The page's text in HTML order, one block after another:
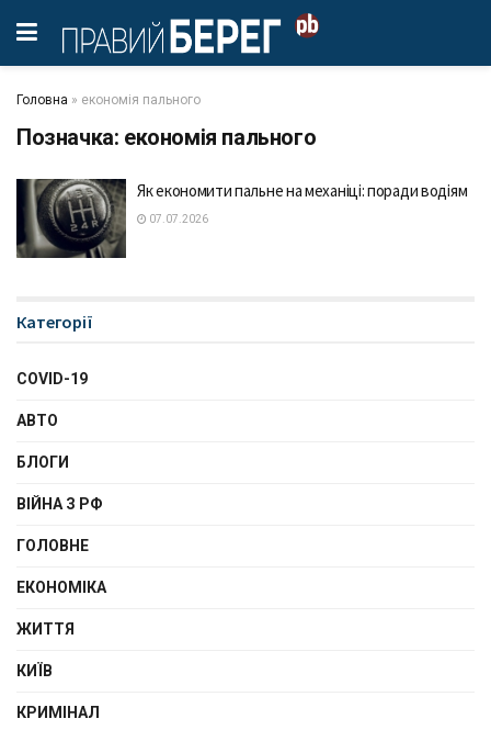
Головна » економія пального
Позначка: економія пального
Як економити пальне на механіці: поради водіям
07.07.2026
Категорії
COVID-19
АВТО
БЛОГИ
ВІЙНА З РФ
ГОЛОВНЕ
ЕКОНОМІКА
ЖИТТЯ
КИЇВ
КРИМІНАЛ